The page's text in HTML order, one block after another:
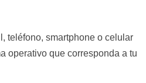
teléfono, smartphone o celular
operativo que corresponda a tu